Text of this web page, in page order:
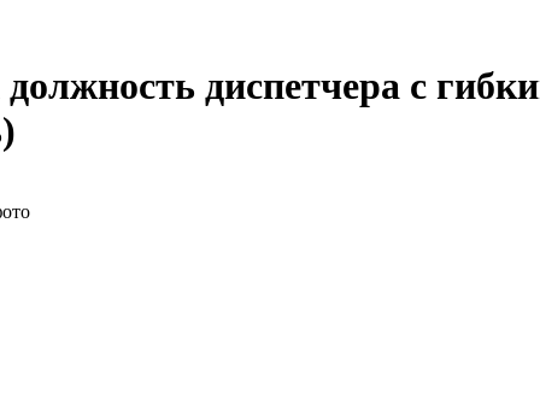
должность диспетчера с